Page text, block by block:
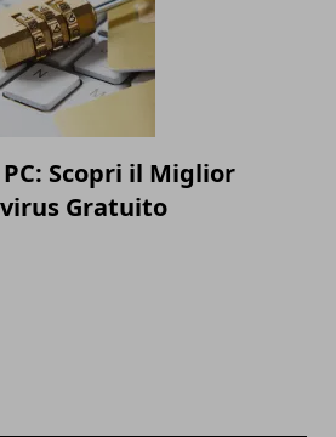
Scopri il Miglior
Gratuito